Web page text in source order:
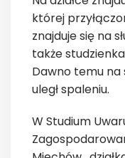
której
znajduje się na
także
Dawno temu
uległ spaleniu.
W Studium